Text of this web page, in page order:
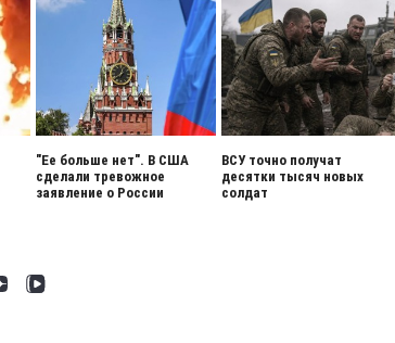
"Ее больше нет". В США
сделали тревожное
заявление о России
ВСУ точно получат
десятки тысяч новых
солдат